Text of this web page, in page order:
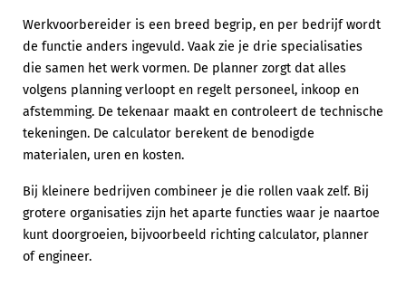
Werkvoorbereider is een breed begrip, en per bedrijf wordt
de functie anders ingevuld. Vaak zie je drie specialisaties
die samen het werk vormen. De planner zorgt dat alles
volgens planning verloopt en regelt personeel, inkoop en
afstemming. De tekenaar maakt en controleert de technische
tekeningen. De calculator berekent de benodigde
materialen, uren en kosten.
Bij kleinere bedrijven combineer je die rollen vaak zelf. Bij
grotere organisaties zijn het aparte functies waar je naartoe
kunt doorgroeien, bijvoorbeeld richting calculator, planner
of engineer.